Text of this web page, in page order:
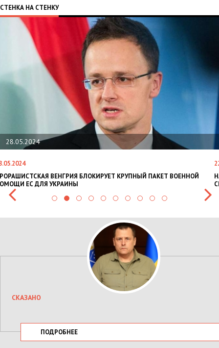
СТЕНКА НА СТЕНКУ
ВОЕННОЙ
НАЦПОЛІЦІЯ ЛЯКАЄ ГРОМАДЯН ПОГІРШЕННЯМ
СИТУАЦІЇ В РАЗІ МОБІЛІЗАЦІЇ ПОЛІЦІЯНТІВ НА ВІЙНУ
СКАЗАНО
ПОДРОБНЕЕ